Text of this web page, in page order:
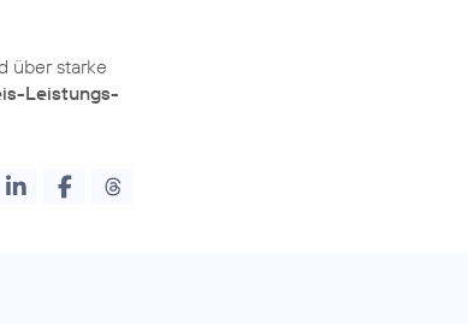
über starke
Leistungs-